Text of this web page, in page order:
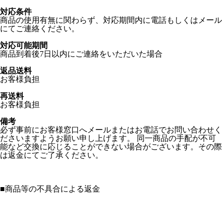
対応条件
商品の使用有無に関わらず、対応期間内に電話もしくはメール
にてご連絡ください。
対応可能期間
商品到着後7日以内にご連絡をいただいた場合
返品送料
お客様負担
再送料
お客様負担
備考
必ず事前にお客様窓口へメールまたはお電話でお問い合わせく
ださいますようお願い申し上げます。 同一商品の手配が不可
能など交換に応じることができない場合がございます。その際
は返金にてご了承ください。
■商品等の不具合による返金